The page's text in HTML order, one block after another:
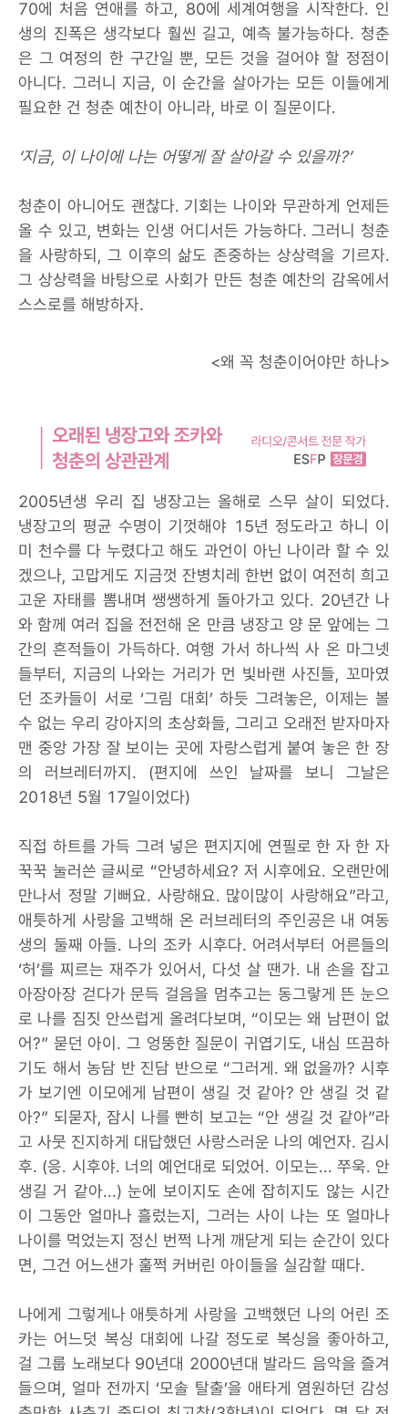
70에 처음 연애를 하고, 80에 세계여행을 시작한다. 인
생의 진폭은 생각보다 훨씬 길고, 예측 불가능하다. 청춘
은 그 여정의 한 구간일 뿐, 모든 것을 걸어야 할 정점이
아니다. 그러니 지금, 이 순간을 살아가는 모든 이들에게
필요한 건 청춘 예찬이 아니라, 바로 이 질문이다.
‘지금, 이 나이에 나는 어떻게 잘 살아갈 수 있을까?’
청춘이 아니어도 괜찮다. 기회는 나이와 무관하게 언제든
올 수 있고, 변화는 인생 어디서든 가능하다. 그러니 청춘
을 사랑하되, 그 이후의 삶도 존중하는 상상력을 기르자.
그 상상력을 바탕으로 사회가 만든 청춘 예찬의 감옥에서
스스로를 해방하자.
<왜 꼭 청춘이어야만 하나>
2005년생 우리 집 냉장고는 올해로 스무 살이 되었다.
냉장고의 평균 수명이 기껏해야 15년 정도라고 하니 이
미 천수를 다 누렸다고 해도 과언이 아닌 나이라 할 수 있
겠으나, 고맙게도 지금껏 잔병치레 한번 없이 여전히 희고
고운 자태를 뽐내며 쌩쌩하게 돌아가고 있다. 20년간 나
와 함께 여러 집을 전전해 온 만큼 냉장고 양 문 앞에는 그
간의 흔적들이 가득하다. 여행 가서 하나씩 사 온 마그넷
들부터, 지금의 나와는 거리가 먼 빛바랜 사진들, 꼬마였
던 조카들이 서로 ‘그림 대회’ 하듯 그려놓은, 이제는 볼
수 없는 우리 강아지의 초상화들, 그리고 오래전 받자마자
맨 중앙 가장 잘 보이는 곳에 자랑스럽게 붙여 놓은 한 장
의 러브레터까지. (편지에 쓰인 날짜를 보니 그날은
2018년 5월 17일이었다)
직접 하트를 가득 그려 넣은 편지지에 연필로 한 자 한 자
꾹꾹 눌러쓴 글씨로 “안녕하세요? 저 시후에요. 오랜만에
만나서 정말 기뻐요. 사랑해요. 많이많이 사랑해요”라고,
애틋하게 사랑을 고백해 온 러브레터의 주인공은 내 여동
생의 둘째 아들. 나의 조카 시후다. 어려서부터 어른들의
‘허’를 찌르는 재주가 있어서, 다섯 살 땐가. 내 손을 잡고
아장아장 걷다가 문득 걸음을 멈추고는 동그랗게 뜬 눈으
로 나를 짐짓 안쓰럽게 올려다보며, “이모는 왜 남편이 없
어?” 묻던 아이. 그 엉뚱한 질문이 귀엽기도, 내심 뜨끔하
기도 해서 농담 반 진담 반으로 “그러게. 왜 없을까? 시후
가 보기엔 이모에게 남편이 생길 것 같아? 안 생길 것 같
아?” 되묻자, 잠시 나를 빤히 보고는 “안 생길 것 같아”라
고 사뭇 진지하게 대답했던 사랑스러운 나의 예언자. 김시
후. (응. 시후야. 너의 예언대로 되었어. 이모는... 쭈욱. 안
생길 거 같아...) 눈에 보이지도 손에 잡히지도 않는 시간
이 그동안 얼마나 흘렀는지, 그러는 사이 나는 또 얼마나
나이를 먹었는지 정신 번쩍 나게 깨닫게 되는 순간이 있다
면, 그건 어느샌가 훌쩍 커버린 아이들을 실감할 때다.
나에게 그렇게나 애틋하게 사랑을 고백했던 나의 어린 조
카는 어느덧 복싱 대회에 나갈 정도로 복싱을 좋아하고,
걸 그룹 노래보다 90년대 2000년대 발라드 음악을 즐겨
들으며, 얼마 전까지 ‘모솔 탈출’을 애타게 염원하던 감성